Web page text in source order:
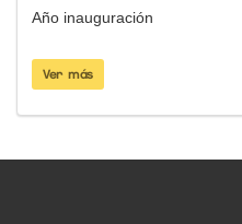
Año inauguración
Ver más